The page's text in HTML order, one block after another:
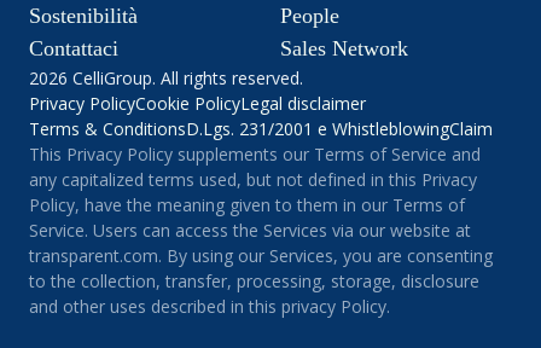
Sostenibilità
People
Contattaci
Sales Network
2026 CelliGroup. All rights reserved.
Privacy PolicyCookie PolicyLegal disclaimer
Terms & ConditionsD.Lgs. 231/2001 e WhistleblowingClaim
This Privacy Policy supplements our Terms of Service and
any capitalized terms used, but not defined in this Privacy
Policy, have the meaning given to them in our Terms of
Service. Users can access the Services via our website at
transparent.com. By using our Services, you are consenting
to the collection, transfer, processing, storage, disclosure
and other uses described in this privacy Policy.